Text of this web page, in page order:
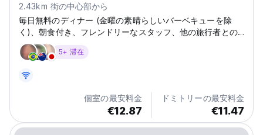
2.43km 街の中心部から
毎日無料のディナー (金曜の素晴らしいバーベキューを除
く)、朝食付き、フレンドリーなスタッフ、他の旅行者との
交流を楽しむのに最適
5+ 滞在
個室の最安料金
€12.87
ドミトリーの最安料金
€11.47